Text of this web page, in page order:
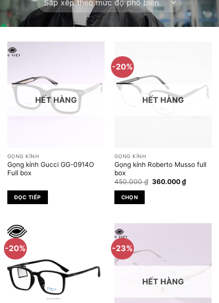
HẾT HÀNG
GỌNG KÍNH
Gọng kính Gucci GG-0914O
Full box
ĐỌC TIẾP
-20%
HẾT HÀNG
GỌNG KÍNH
Gọng kính Roberto Musso full
box
450.000₫ Giá
360.000₫Giá
hiện
CHỌN
này
có
nhiều
biến
-20% -23%
HẾT HÀNG